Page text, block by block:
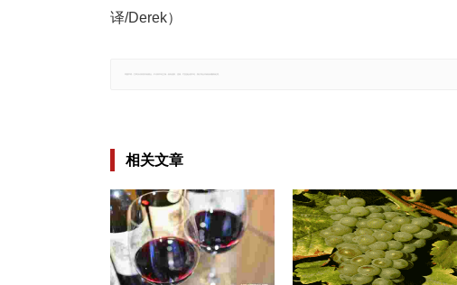
译/Derek）
相关文章